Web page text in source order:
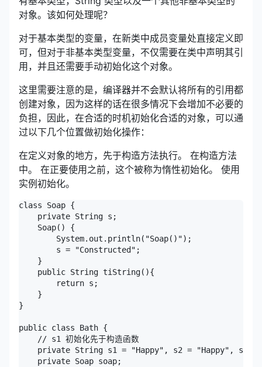
对象。该如何处理呢？
对于基本类型的变量，在新类中成员变量处直接定义即
可，但对于非基本类型变量，不仅需要在类中声明其引
用，并且还需要手动初始化这个对象。
这里需要注意的是，编译器并不会默认将所有的引用都
创建对象，因为这样的话在很多情况下会增加不必要的
负担，因此，在合适的时机初始化合适的对象，可以通
过以下几个位置做初始化操作：
在定义对象的地方，先于构造方法执行。 在构造方法
中。 在正要使用之前，这个被称为惰性初始化。 使用
实例初始化。
class Soap {
    private String s;
    Soap() {
        System.out.println("Soap()");
        s = "Constructed";
    }
    public String tiString(){
        return s;
    }
}
public class Bath {
    // s1 初始化先于构造函数
private String s1 = "Happy", s2 = "Happy", s3,
    private Soap soap;